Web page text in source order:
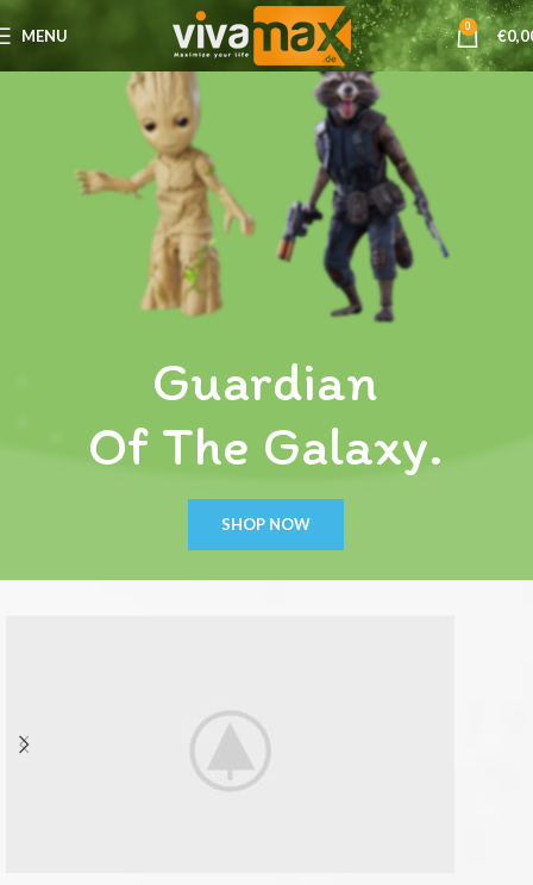
MENU 0 €
Guardian
Of The Galaxy.
SHOP NOW